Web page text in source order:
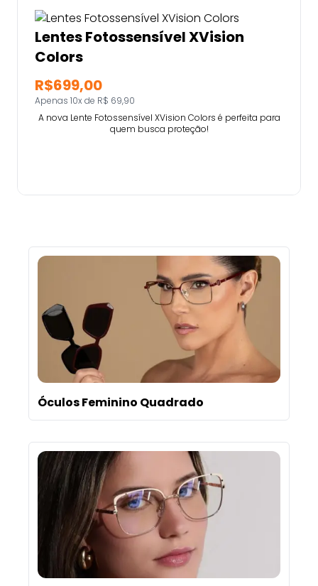
Lentes Fotossensível XVision
Colors
R$699,00
Apenas 10x de R$ 69,90
A nova Lente Fotossensível XVision Colors é perfeita para
quem busca proteção!
Óculos Feminino Quadrado